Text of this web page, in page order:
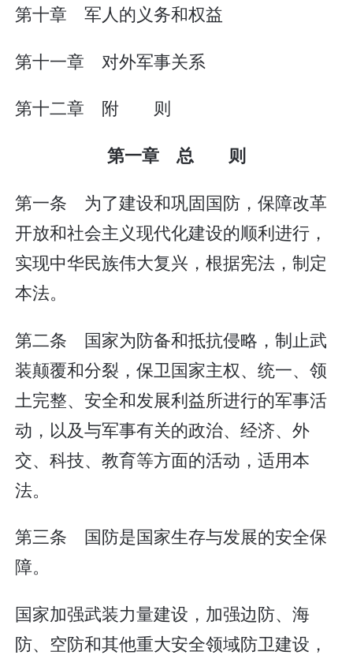
第十章 军人的义务和权益
第十一章 对外军事关系
第十二章 附 则
第一章 总 则
第一条 为了建设和巩固国防，保障改革
开放和社会主义现代化建设的顺利进行，
实现中华民族伟大复兴，根据宪法，制定
本法。
第二条 国家为防备和抵抗侵略，制止武
装颠覆和分裂，保卫国家主权、统一、领
土完整、安全和发展利益所进行的军事活
动，以及与军事有关的政治、经济、外
交、科技、教育等方面的活动，适用本
法。
第三条 国防是国家生存与发展的安全保
障。
国家加强武装力量建设，加强边防、海
防、空防和其他重大安全领域防卫建设，